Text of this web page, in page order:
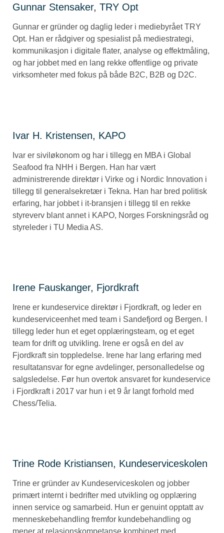
Gunnar Stensaker, TRY Opt
Gunnar er gründer og daglig leder i mediebyrået TRY
Opt. Han er rådgiver og spesialist på mediestrategi,
kommunikasjon i digitale flater, analyse og effektmåling,
og har jobbet med en lang rekke offentlige og private
virksomheter med fokus på både B2C, B2B og D2C.
Ivar H. Kristensen, KAPO
Ivar er siviløkonom og har i tillegg en MBA i Global
Seafood fra NHH i Bergen. Han har vært
administrerende direktør i Virke og i Nordic Innovation i
tillegg til generalsekretær i Tekna. Han har bred politisk
erfaring, har jobbet i it-bransjen i tillegg til en rekke
styreverv blant annet i KAPO, Norges Forskningsråd og
styreleder i TU Media AS.
Irene Fauskanger, Fjordkraft
Irene er kundeservice direktør i Fjordkraft, og leder en
kundeserviceenhet med team i Sandefjord og Bergen. I
tillegg leder hun et eget opplæringsteam, og et eget
team for drift og utvikling. Irene er også en del av
Fjordkraft sin toppledelse. Irene har lang erfaring med
resultatansvar for egne avdelinger, personalledelse og
salgsledelse. Før hun overtok ansvaret for kundeservice
i Fjordkraft i 2017 var hun i et 9 år langt forhold med
Chess/Telia.
Trine Rode Kristiansen, Kundeserviceskolen
Trine er gründer av Kundeserviceskolen og jobber
primært internt i bedrifter med utvikling og opplæring
innen service og samarbeid. Hun er genuint opptatt av
menneskebehandling fremfor kundebehandling og